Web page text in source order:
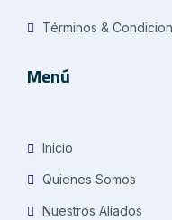
Términos &
Menú
Inicio
Quienes Somos
Nuestros Aliados